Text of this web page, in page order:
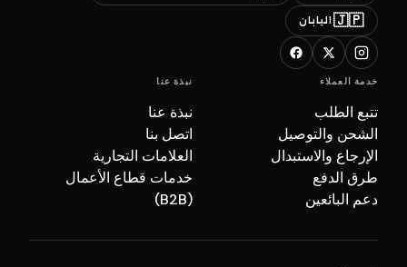
🇯🇵 اليابان
خدمة العملاء
تتبع الطلب
الشحن والتوصيل
الإرجاع والاستبدال
طرق الدفع
دعم البائعين
نبذة عنا
نبذة عنا
اتصل بنا
العلامات التجارية
خدمات قطاع الأعمال
(B2B)